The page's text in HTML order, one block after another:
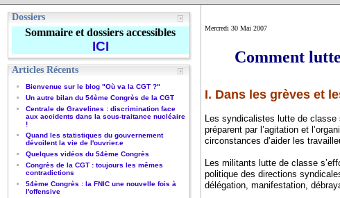
Dossiers
Sommaire et dossiers accessibles
ICI
Articles Récents
Bienvenue sur le blog "Où va la CGT ?"
Un autre bilan du 54ème Congrès de la CGT
Centrale de Gravelines : discrimination face
aux accidents dans la sous-traitance nucléaire
!
Quand les statistiques du gouvernement
dévoilent la vie de l'ouvrier.e
Quelques vidéos du 54ème Congrès
Congrès de la CGT : toujours les mêmes
contradictions
54ème Congrès : la FNIC une nouvelle fois à
l'offensive
Mercredi 30 Mai 2007
Comment
I. Dans les grèves et
Les syndicalistes lutte de
préparent par l’agitation et
circonstances d’aider les
Les militants lutte de classe
politique des directions
délégation, manifestation,